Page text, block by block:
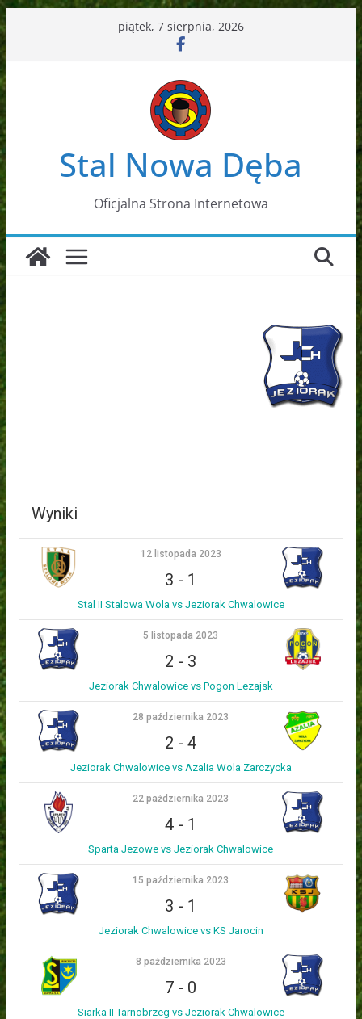
Przejdź
treści
piątek, 7 sierpnia, 2026
Stal Nowa Dęba
Oficjalna Strona Internetowa
Wyniki
12 listopada 2023
3 - 1
Stal II Stalowa Wola vs Jeziorak Chwalowice
5 listopada 2023
2 - 3
Jeziorak Chwalowice vs Pogon Lezajsk
28 października 2023
2 -4
Jeziorak Chwalowice vs Azalia Wola Zarczycka
22 października 2023
4 - 1
Sparta Jezowe vs Jeziorak Chwalowice
15 października 2023
3 - 1
Jeziorak Chwalowice vs KS Jarocin
8 października 2023
7 - 0
Siarka II Tarnobrzeg vs Jeziorak Chwalowice